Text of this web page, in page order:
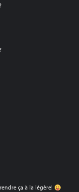
ça à la légère!